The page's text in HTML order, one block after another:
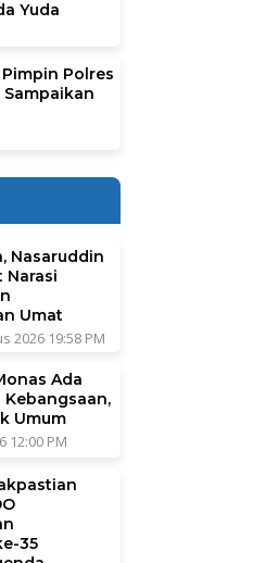
Yuda
Polres
Sampaikan
Nasaruddin
Narasi
Umat
2026 19:58 PM
Ada
Umum
12:00 PM
35